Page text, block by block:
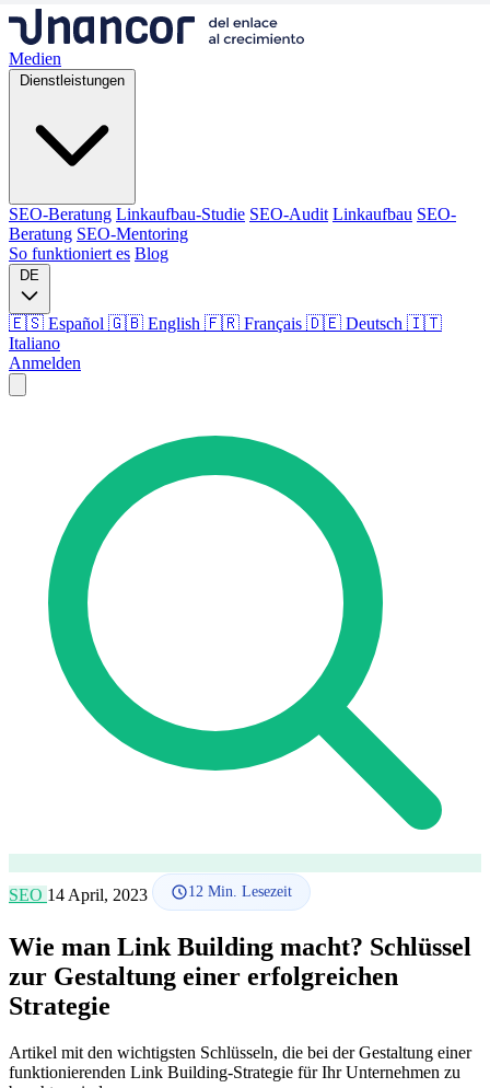
Medien
Dienstleistungen
SEO-Beratung Linkaufbau-Studie SEO-Audit Linkaufbau SEO-
Beratung SEO-Mentoring
So funktioniert es Blog
DE
🇪🇸 Español 🇬🇧 English 🇫🇷 Français 🇩🇪 Deutsch 🇮🇹
Italiano
Anmelden
SEO-Beratung Linkaufbau
Beratung
SEO-Mentoring
So funktioniert es
Sprache
🇪🇸 ES
🇬🇧 EN 🇮🇹 IT
SEO 14 April, 2023 12 Min. Lesezeit
Wie man Link Building macht? Schlüssel
zur Gestaltung einer erfolgreichen
Strategie
Artikel mit den wichtigsten Schlüsseln, die bei der Gestaltung einer
funktionierenden Link Building-Strategie für Ihr Unternehmen zu